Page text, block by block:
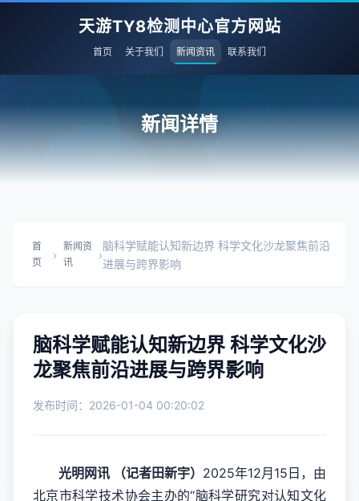
天游TY8检测中心官方网站
首页 关于我们 新闻资讯 联系我们
新闻详情
首
页
›
新闻资
讯
›
脑科学赋能认知新边界 科学文化沙龙聚焦前沿
进展与跨界影响
脑科学赋能认知新边界 科学文化沙
龙聚焦前沿进展与跨界影响
发布时间：2026-01-04 00:20:02
光明网讯 （记者田新宇） 2025年12月15日，由
北京市科学技术协会主办的“脑科学研究对认知文化